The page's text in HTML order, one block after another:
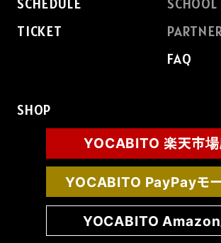
SCHEDULE
TICKET
SCHOOL
FAQ
SHOP
YOCABITO 楽天市
YOCABITO PayPayモ
YOCABITO